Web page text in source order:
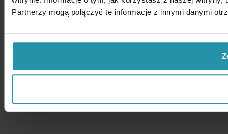
Partnerzy mogą połączyć te informacje z innymi danymi